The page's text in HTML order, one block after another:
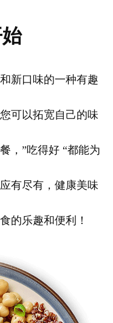
新口味的一种有趣
可以拓宽自己的味
，”吃得好 “都能为
有尽有，健康美味
的乐趣和便利！